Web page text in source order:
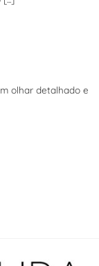
olhar detalhado e